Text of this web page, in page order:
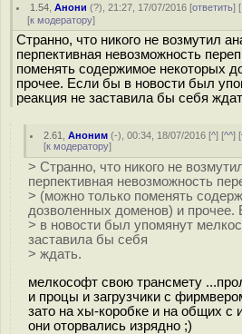
1.54 ,Анони (?), 21:27, 17/07/2016 [ответить] [
[к модератору]
Странно, что никого не возмутил
перпективная невозможность
поменять содержимое некоторых
прочее. Если бы в новости был
реакция не заставила бы себя
2.61 ,Аноним (-), 00:34, 18/07/2016 [^] [^^] [
[к модератору]
> Странно, что никого не
перпективная невозможность
> (можно только поменять
дозволенных доменов) и прочее.
> в новости был упомянут
заставила бы себя
> ждать.
мелкософт свою трансмету
и процы и загрузчики с
зато на хы-коробке и на общих с
они оторвались изрядно ;)